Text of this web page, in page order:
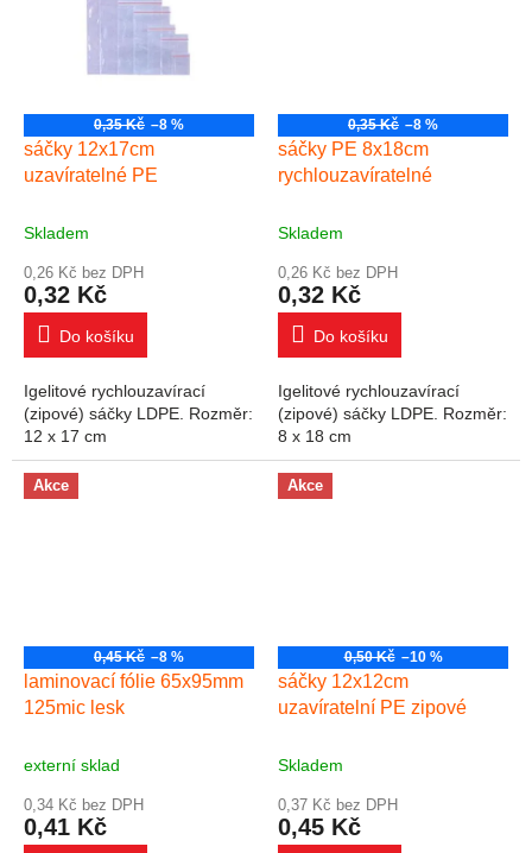
0,35 Kč –8 %
sáčky 12x17cm
uzavíratelné PE
Skladem
0,26 Kč bez DPH
0,32 Kč
Do košíku
Igelitové rychlouzavírací
(zipové) sáčky LDPE. Rozměr:
12 x 17 cm
0,35 Kč –8 %
sáčky PE 8x18cm
rychlouzavíratelné
Skladem
0,26 Kč bez DPH
0,32 Kč
Do košíku
Igelitové rychlouzavírací
(zipové) sáčky LDPE. Rozměr:
8 x 18 cm
Akce
0,45 Kč –8 %
laminovací fólie 65x95mm
125mic lesk
externí sklad
0,34 Kč bez DPH
0,41 Kč
Akce
0,50 Kč –10 %
sáčky 12x12cm
uzavíratelní PE zipové
Skladem
0,37 Kč bez DPH
0,45 Kč